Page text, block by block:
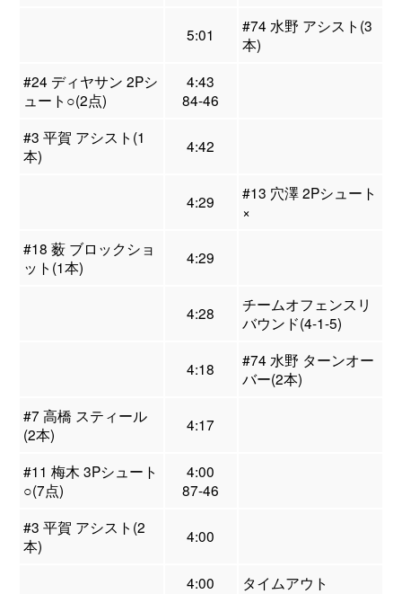
5:01
#74 水野 アシスト(3
本)
#24 ディヤサン 2Pシ
ュート○(2点)
4:43
84-46
#3 平賀 アシスト(1
本)
4:42
4:29
#13 穴澤 2Pシュート
×
#18 薮 ブロックショ
ット(1本)
4:29
4:28
チームオフェンスリ
バウンド(4-1-5)
4:18
#74 水野 ターンオー
バー(2本)
#7 高橋 スティール
(2本)
4:17
#11 梅木 3Pシュート
○(7点)
4:00
87-46
#3 平賀 アシスト(2
本)
4:00
4:00
タイムアウト